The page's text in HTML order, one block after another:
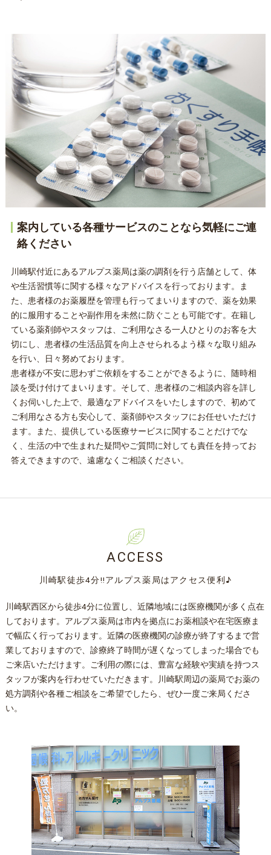
案内している各種サービスのことなら気軽にご連
絡ください
川崎駅付近にあるアルプス薬局は薬の調剤を行う店舗として、体
や生活習慣等に関する様々なアドバイスを行っております。ま
た、患者様のお薬履歴を管理も行ってまいりますので、薬を効果
的に服用することや副作用を未然に防ぐことも可能です。在籍し
ている薬剤師やスタッフは、ご利用なさる一人ひとりのお客を大
切にし、患者様の生活品質を向上させられるよう様々な取り組み
を行い、日々努めております。
患者様が不安に思わずご依頼をすることができるように、随時相
談を受け付けてまいります。そして、患者様のご相談内容を詳し
くお伺いした上で、最適なアドバイスをいたしますので、初めて
ご利用なさる方も安心して、薬剤師やスタッフにお任せいただけ
ます。また、提供している医療サービスに関することだけでな
く、生活の中で生まれた疑問やご質問に対しても責任を持ってお
答えできますので、遠慮なくご相談ください。
川崎駅徒歩4分‼アルプス薬局はアクセス便利♪
ACCESS
川崎駅西区から徒歩4分に位置し、近隣地域には医療機関が多く点在
しております。アルプス薬局は市内を拠点にお薬相談や在宅医療ま
で幅広く行っております。近隣の医療機関の診療が終了するまで営
業しておりますので、診療終了時間が遅くなってしまった場合でも
ご来店いただけます。ご利用の際には、豊富な経験や実績を持つス
タッフが案内を行わせていただきます。川崎駅周辺の薬局でお薬の
処方調剤や各種ご相談をご希望でしたら、ぜひ一度ご来局くださ
い。